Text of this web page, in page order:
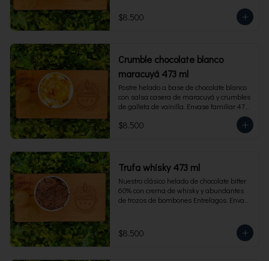
$8.500
Crumble chocolate blanco
maracuyá 473 ml
Postre helado a base de chocolate blanco
con salsa casera de maracuyá y crumbles
de galleta de vainilla. Envase familiar 473
$8.500
Trufa whisky 473 ml
Nuestro clásico helado de chocolate bitter
60% con crema de whisky y abundantes
de trozos de bombones Entrelagos. Envase
$8.500